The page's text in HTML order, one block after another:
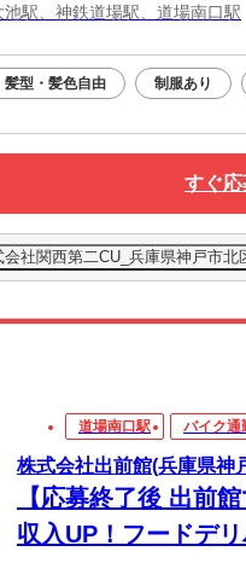
池駅、神鉄道場駅、道場南口駅
髪型・髪色自由 制服あり
すぐ
社関西第二CU_兵庫県神戸市北
道場南口駅 バイク通
株式会社出前館(兵庫県神
【応募終了後 出前
収入UP！フードデ